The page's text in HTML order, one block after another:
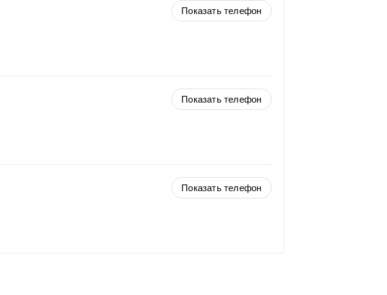
Показать телефон
Показать телефон
Показать телефон